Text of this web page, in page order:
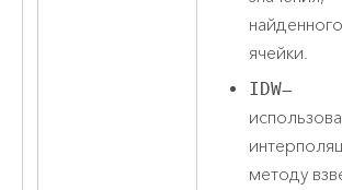
ячейки.
IDW—
методу